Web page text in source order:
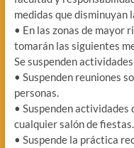
medidas que disminuyan
• En las zonas de mayor
tomarán las siguientes
Se suspenden
• Suspenden reuniones
personas.
• Suspenden actividades
cualquier salón de fiestas.
• Suspende la práctica